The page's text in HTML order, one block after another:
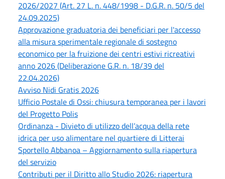
2026/2027 (Art. 27 L. n. 448/1998 - D.G.R. n. 50/5 del
24.09.2025)
Approvazione graduatoria dei beneficiari per l'accesso
alla misura sperimentale regionale di sostegno
economico per la fruizione dei centri estivi ricreativi
anno 2026 (Deliberazione G.R. n. 18/39 del
22.04.2026)
Avviso Nidi Gratis 2026
Ufficio Postale di Ossi: chiusura temporanea per i lavori
del Progetto Polis
Ordinanza - Divieto di utilizzo dell’acqua della rete
idrica per uso alimentare nel quartiere di Litterai
Sportello Abbanoa – Aggiornamento sulla riapertura
del servizio
Contributi per il Diritto allo Studio 2026: riapertura